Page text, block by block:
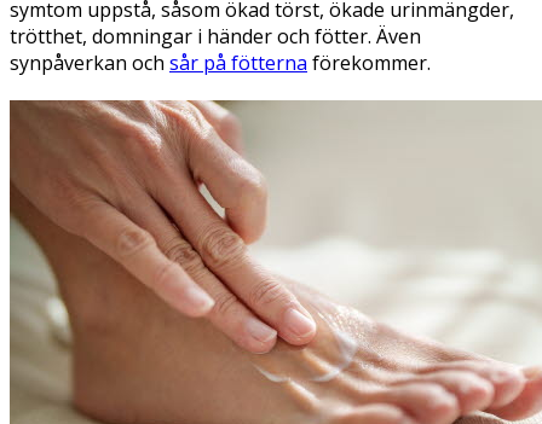
symtom uppstå, såsom ökad törst, ökade urinmängder,
trötthet, domningar i händer och fötter. Även
synpåverkan och sår på fötterna förekommer.